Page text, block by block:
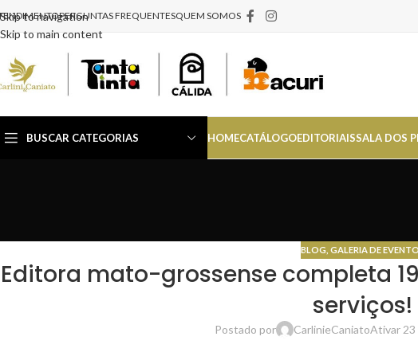
Skip to navigation
Skip to main content
PERGUNTAS FREQUENTESQUEM SOMOS
BUSCAR CATEGORIAS HOMECATÁLOGOEDITORIAISSALA DOS
BLOG GALERIA DE
Editora mato-grossense completa
serviços!
Postado por CarlinieCaniatoAtivar 23